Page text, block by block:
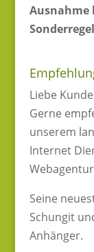
Ausnahme
Liebe
Gerne
unserem
Internet
Seine
Schungit
Anhänger.